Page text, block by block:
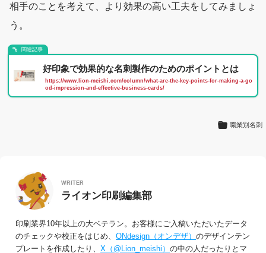
相手のことを考えて、より効果の高い工夫をしてみましょ
う。
関連記事
好印象で効果的な名刺製作のためのポイントとは
https://www.lion-meishi.com/column/what-are-the-key-points-for-making-a-go
od-impression-and-effective-business-cards/
職業別名刺
WRITER
ライオン印刷編集部
印刷業界10年以上の大ベテラン。お客様にご入稿いただいたデータ
のチェックや校正をはじめ、 ONdesign（オンデザ） のデザインテン
プレートを作成したり、 X（@Lion_meishi） の中の人だったりとマ